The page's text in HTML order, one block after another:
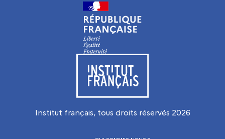
Visiter le site de l’Institut français
Institut français, tous droits réservés 2026